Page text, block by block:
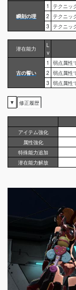
瞬刻の理
1
テクニッ
2 テクニッ
3 テクニッ
潜在能力
L
v
古の誓い
1 弱点属性
2 弱点属性
3 弱点属性
▼ 修正履歴
アイテム強化
属性強化
特殊能力追加
潜在能力解放